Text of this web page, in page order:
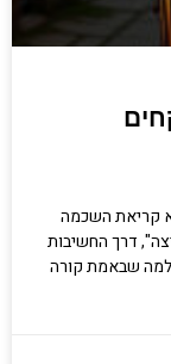
קריאת השכמה
דרך החשיבות
למה שבאמת קורה